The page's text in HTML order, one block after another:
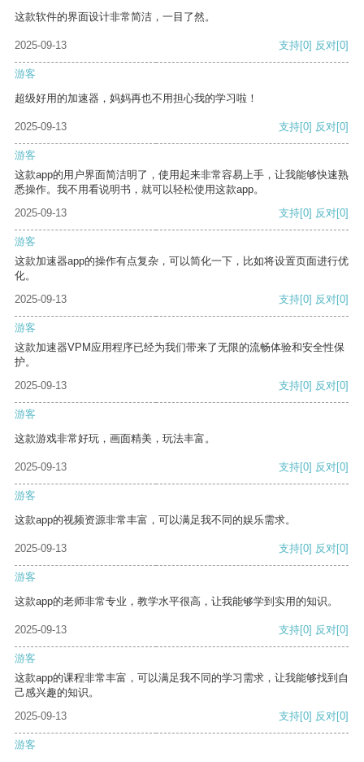
这款软件的界面设计非常简洁，一目了然。
2025-09-13 支持[0] 反对[0]
游客
超级好用的加速器，妈妈再也不用担心我的学习啦！
2025-09-13 支持[0] 反对[0]
游客
这款app的用户界面简洁明了，使用起来非常容易上手，让我能够快速熟
悉操作。我不用看说明书，就可以轻松使用这款app。
2025-09-13
支持[0] 反对[0]
游客
这款加速器app的操作有点复杂，可以简化一下，比如将设置页面进行优
化。
2025-09-13
支持[0] 反对[0]
游客
这款加速器VPM应用程序已经为我们带来了无限的流畅体验和安全性保
护。
2025-09-13
支持[0] 反对[0]
游客
这款游戏非常好玩，画面精美，玩法丰富。
2025-09-13 支持[0] 反对[0]
游客
这款app的视频资源非常丰富，可以满足我不同的娱乐需求。
2025-09-13 支持[0] 反对[0]
游客
这款app的老师非常专业，教学水平很高，让我能够学到实用的知识。
2025-09-13 支持[0] 反对[0]
游客
这款app的课程非常丰富，可以满足我不同的学习需求，让我能够找到自
己感兴趣的知识。
2025-09-13
支持[0] 反对[0]
游客